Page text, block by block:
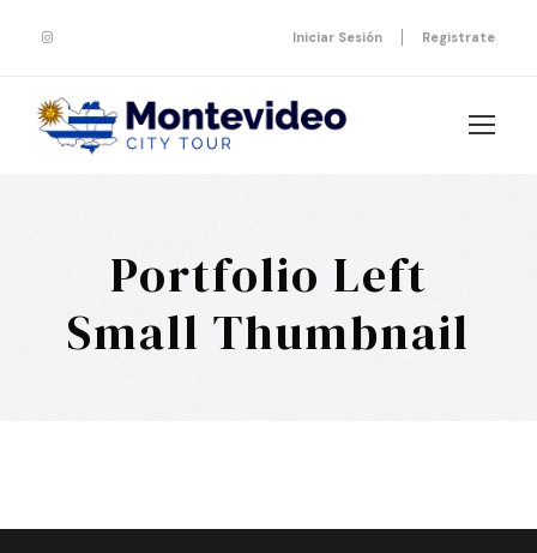
Iniciar Sesión Registrate
Portfolio Left
Small Thumbnail